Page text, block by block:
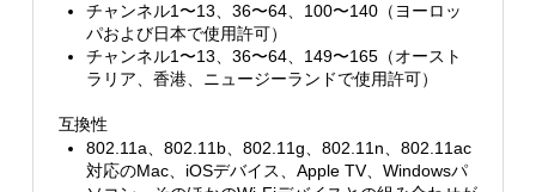
チャンネル1〜13、36〜64、100〜140（ヨーロッ
パおよび日本で使用許可）
チャンネル1〜13、36〜64、149〜165（オースト
ラリア、香港、ニュージーランドで使用許可）
互換性
802.11a、802.11b、802.11g、802.11n、802.11ac
対応のMac、iOSデバイス、Apple TV、Windowsパ